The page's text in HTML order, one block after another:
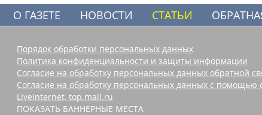
О ГАЗЕТЕ НОВОСТИ СТАТЬИ
Порядок обработки персональных данных
Политика конфиденциальности и защиты информации
Согласие на обработку персональных данных обратной
Согласие на обработку персональных данных с помощью
LiveInternet, top.mail.ru
ПОКАЗАТЬ БАННЕРНЫЕ МЕСТА